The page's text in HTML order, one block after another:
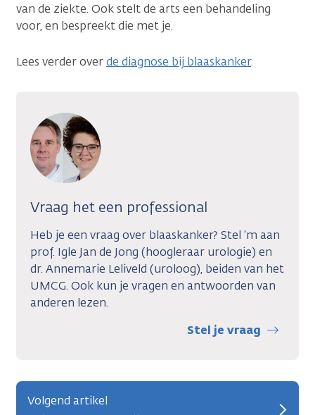
van de ziekte. Ook stelt de arts een behandeling
voor, en bespreekt die met je.
Lees verder overde diagnose bij blaaskanker.
Vraag het een professional
Heb je een vraag over blaaskanker? Stel ‘m aan
prof. Igle Jan de Jong (hoogleraar urologie) en
dr. Annemarie Leliveld (uroloog), beiden van het
UMCG. Ook kun je vragen en antwoorden van
anderen lezen.
Stel je vraag
Volgend artikel